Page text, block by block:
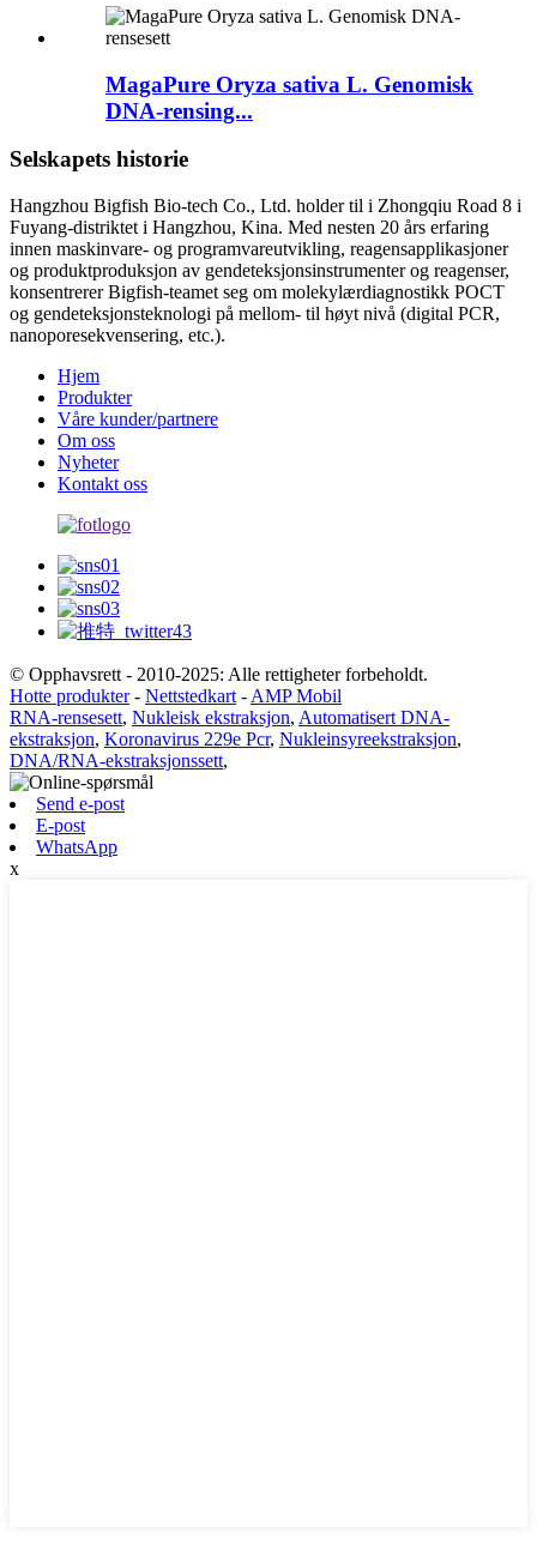
MagaPure Oryza sativa L. Genomisk
DNA-rensing...
Selskapets historie
Hangzhou Bigfish Bio-tech Co., Ltd. holder til i Zhongqiu Road 8 i
Fuyang-distriktet i Hangzhou, Kina. Med nesten 20 års erfaring
innen maskinvare- og programvareutvikling, reagensapplikasjoner
og produktproduksjon av gendeteksjonsinstrumenter og reagenser,
konsentrerer Bigfish-teamet seg om molekylærdiagnostikk POCT
og gendeteksjonsteknologi på mellom- til høyt nivå (digital PCR,
nanoporesekvensering, etc.).
Hjem
Produkter
Våre kunder/partnere
Om oss
Nyheter
Kontakt oss
© Opphavsrett - 2010-2025: Alle rettigheter forbeholdt.
Hotte produkter- Nettstedkart - AMP Mobil
RNA-rensesett, Nukleisk ekstraksjon, Automatisert DNA-
ekstraksjon, Koronavirus 229e Pcr, Nukleinsyreekstraksjon,
DNA/RNA-ekstraksjonssett,
Send e-post
E-post
WhatsApp
x